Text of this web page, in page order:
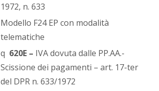
1972, n. 633
Modello F24 EP con modalità
telematiche
q 620E – IVA dovuta dalle PP.AA.-
Scissione dei pagamenti – art. 17-ter
del DPR n. 633/1972